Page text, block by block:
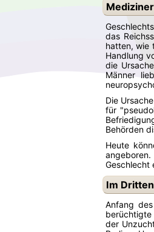
das
hatten, wie
Handlung
die
Männer
Die
für
Behörden
Heute
Geschlecht
Im
Anfang
der